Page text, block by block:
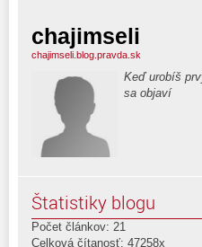
chajimseli
chajimseli.blog.pravda.sk
Keď urobíš
sa objaví
Štatistiky blogu
Počet článkov: 21
Celková čítanosť: 47258x